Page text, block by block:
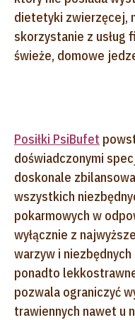
dietetyki zwierzęcej,
skorzystanie z usług
świeże, domowe
Posiłki PsiBufet
doświadczonymi
doskonale
wszystkich
pokarmowych w
wyłącznie z
warzyw i
ponadto
pozwala ograniczyć
trawiennych nawet u